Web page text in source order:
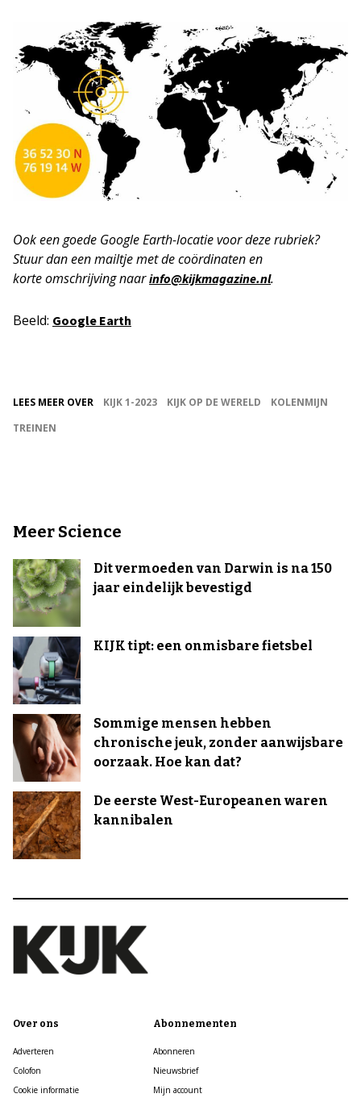
Ook een goede Google Earth-locatie voor deze rubriek?
Stuur dan een mailtje met de coördinaten en
korteomschrijving naarinfo@kijkmagazine.nl.
Beeld: Google Earth
LEES MEER OVER KIJK 1-2023 KIJK OP DE WERELD
KOLENMIJN
TREINEN
Meer Science
Dit vermoeden van Darwin is na 150
jaar eindelijk bevestigd
KIJK tipt: een onmisbare fietsbel
Sommige mensen hebben
chronische jeuk, zonder aanwijsbare
oorzaak. Hoe kan dat?
De eerste West-Europeanen waren
kannibalen
Over ons
Adverteren
Colofon
Cookie informatie
Abonnementen
Abonneren
Nieuwsbrief
Mijn account